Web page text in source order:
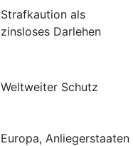
Strafkaution als
zinsloses Darlehen
Weltweiter Schutz
Europa, Anliegerstaaten